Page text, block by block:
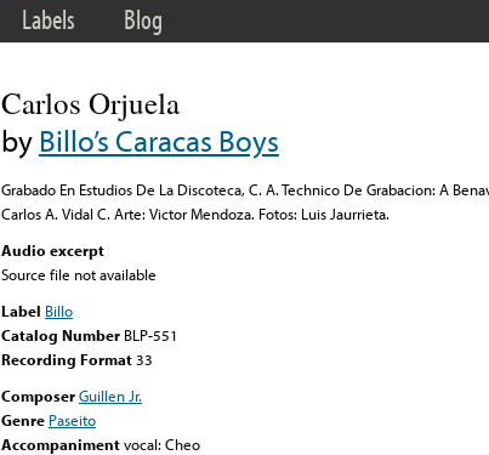
Labels Blog
Carlos Orjuela
byBillo’s Caracas Boys
Grabado En Estudios De La Discoteca, C. A. Technico De Grabacion: A
Carlos A. Vidal C. Arte: Victor Mendoza. Fotos: Luis Jaurrieta.
Audio excerpt
Source file not available
Label Billo
Catalog Number BLP-551
Recording Format33
ComposerGuillen Jr.
Genre Paseito
Accompanimentvocal: Cheo